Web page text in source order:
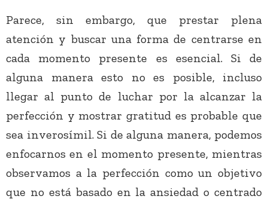
Parece, sin embargo, que prestar plena
atención y buscar una forma de centrarse en
cada momento presente es esencial. Si de
alguna manera esto no es posible, incluso
llegar al punto de luchar por la alcanzar la
perfección y mostrar gratitud es probable que
sea inverosímil. Si de alguna manera, podemos
enfocarnos en el momento presente, mientras
observamos a la perfección como un objetivo
que no está basado en la ansiedad o centrado